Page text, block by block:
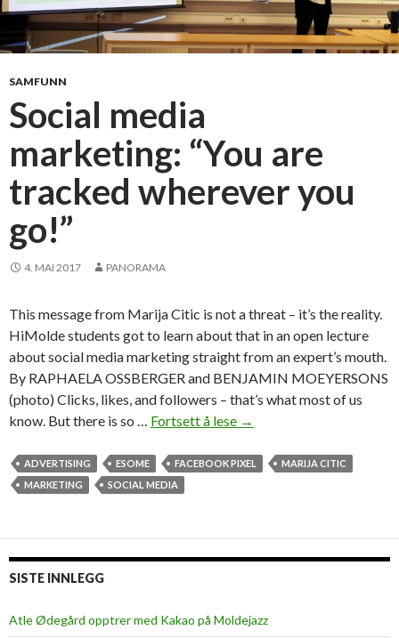
SAMFUNN
Social media
marketing: “You are
tracked wherever you
go!”
4. MAI 2017 PANORAMA
This message from Marija Citic is not a threat – it’s the reality.
HiMolde students got to learn about that in an open lecture
about social media marketing straight from an expert’s mouth.
By RAPHAELA OSSBERGER and BENJAMIN MOEYERSONS
(photo) Clicks, likes, and followers – that’s what most of us
know. But there is so … Fortsett å lese S
c
i
a
→
ADVERTISING ESOME FACEBOOK PIXEL
MARIJA CITIC
MARKETING
SOCIAL MEDIA
SISTE INNLEGG
Atle Ødegård opptrer med Kakao på Moldejazz